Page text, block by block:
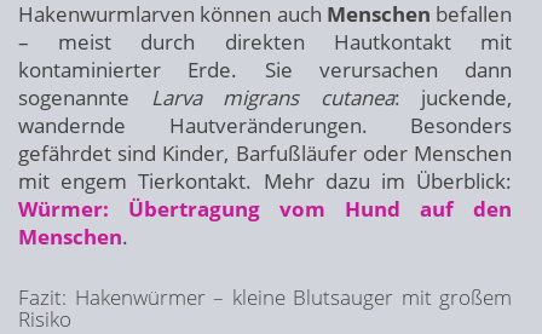
Hakenwurmlarven können auch Menschen befallen
– meist durch direkten Hautkontakt mit
kontaminierter Erde. Sie verursachen dann
sogenannte Larva migrans cutanea: juckende,
wandernde Hautveränderungen. Besonders
gefährdet sind Kinder, Barfußläufer oder Menschen
mit engem Tierkontakt. Mehr dazu im Überblick:
Würmer: Übertragung vom Hund auf den
Menschen.
Fazit: Hakenwürmer – kleine Blutsauger mit großem
Risiko